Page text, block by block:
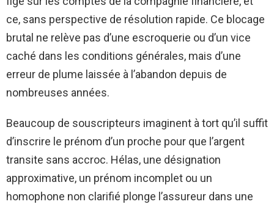
ce, sans perspective de résolution rapide. Ce blocage
brutal ne relève pas d’une escroquerie ou d’un vice
caché dans les conditions générales, mais d’une
erreur de plume laissée à l’abandon depuis de
nombreuses années.
Beaucoup de souscripteurs imaginent à tort qu’il suffit
d’inscrire le prénom d’un proche pour que l’argent
transite sans accroc. Hélas, une désignation
approximative, un prénom incomplet ou un
homophone non clarifié plonge l’assureur dans une